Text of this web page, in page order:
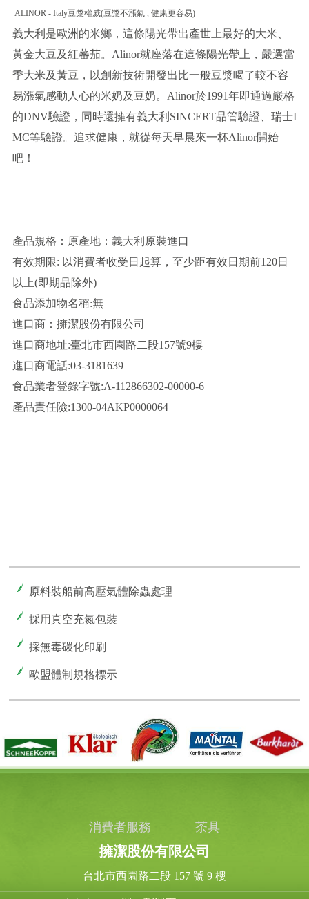
ALINOR - Italy豆漿權威(豆漿不漲氣 , 健康更容易)
義大利是歐洲的米鄉，這條陽光帶出產世上最好的大米、
黃金大豆及紅蕃茄。Alinor就座落在這條陽光帶上，嚴選當
季大米及黃豆，以創新技術開發出比一般豆漿喝了較不容
易漲氣感動人心的米奶及豆奶。Alinor於1991年即通過嚴格
的DNV驗證，同時還擁有義大利SINCERT品管驗證、瑞士I
MC等驗證。追求健康，就從每天早晨來一杯Alinor開始
吧！
產品規格：原產地：義大利原裝進口
有效期限: 以消費者收受日起算，至少距有效日期前120日
以上(即期品除外)
食品添加物名稱:無
進口商：擁潔股份有限公司
進口商地址:臺北市西園路二段157號9樓
進口商電話:03-3181639
食品業者登錄字號:A-112866302-00000-6
產品責任險:1300-04AKP0000064
原料裝船前高壓氣體除蟲處理
採用真空充氮包裝
採無毒碳化印刷
歐盟體制規格標示
消費者服務 茶具
擁潔股份有限公司
台北市西園路二段 157 號 9 樓